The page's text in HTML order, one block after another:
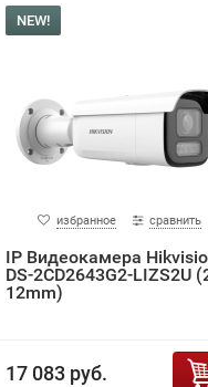
NEW!
избранное сравнить
IP Видеокамера
DS-2CD2643G2-LIZS2U
12mm)
17 083 руб.